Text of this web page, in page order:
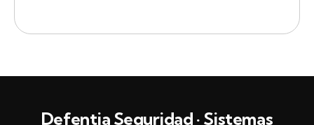
Defentia Seguridad · Sistemas